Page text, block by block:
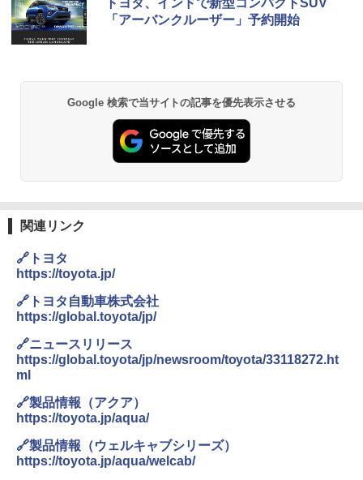
トヨタ、インドで新型コンパクトSUV
「アーバンクルーザー」予約開始
Google 検索で当サイトの記事を優先表示させる
関連リンク
🔗トヨタ
https://toyota.jp/
🔗トヨタ自動車株式会社
https://global.toyota/jp/
🔗ニュースリリース
https://global.toyota/jp/newsroom/toyota/33118272.ht
ml
🔗製品情報（アクア）
https://toyota.jp/aqua/
🔗製品情報（ウェルキャブシリーズ）
https://toyota.jp/aqua/welcab/